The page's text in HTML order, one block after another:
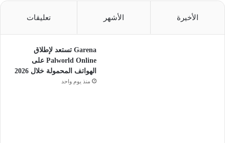
الأخيرة الأشهر تعليقات
Garena تستعد لإطلاق
Palworld Online على
الهواتف المحمولة خلال 2026
منذ يوم واحد